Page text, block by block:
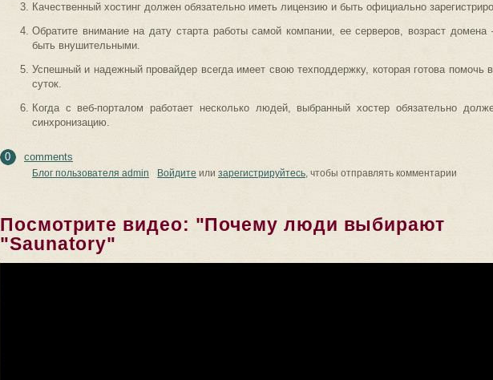
Качественный хостинг должен обязательно иметь лицензию и быть официально
Обратите внимание на дату старта работы самой компании, ее серверов, возраст
быть внушительными.
Успешный и надежный провайдер всегда имеет свою техподдержку, которая готова помочь
суток.
Когда с веб-порталом работает несколько людей, выбранный хостер обязательно
синхронизацию.
0 comments
Блог пользователя admin Войдите или зарегистрируйтесь, чтобы отправлять комментарии
Посмотрите видео: "Почему люди выбирают
"Saunatory"